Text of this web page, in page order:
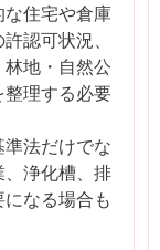
住宅や倉庫
認可状況、
地・自然公
理する必要
法だけでな
、浄化槽、排
なる場合も